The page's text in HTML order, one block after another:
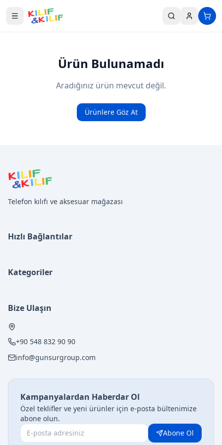
Ürün Bulunamadı
Aradığınız ürün mevcut değil.
Ürünlere Göz At
Telefon kılıfı ve aksesuar mağazası
Hızlı Bağlantılar
Kategoriler
Bize Ulaşın
+90 548 832 90 90
info@gunsurgroup.com
Kampanyalardan Haberdar Ol
Özel teklifler ve yeni ürünler için e-posta bültenimize
abone olun.
Abone Ol